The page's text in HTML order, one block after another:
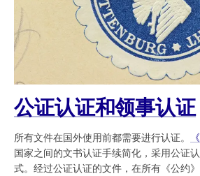
公证认证和领事认证
所有文件在国外使用前都需要进行认证。
国家之间的文书认证手续简化，采用公证
式。经过公证认证的文件，在所有《公约